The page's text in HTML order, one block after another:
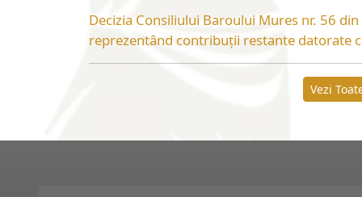
Decizia Consiliului Baroului Mures nr. 56
reprezentând contribuții restante datorate
Vezi